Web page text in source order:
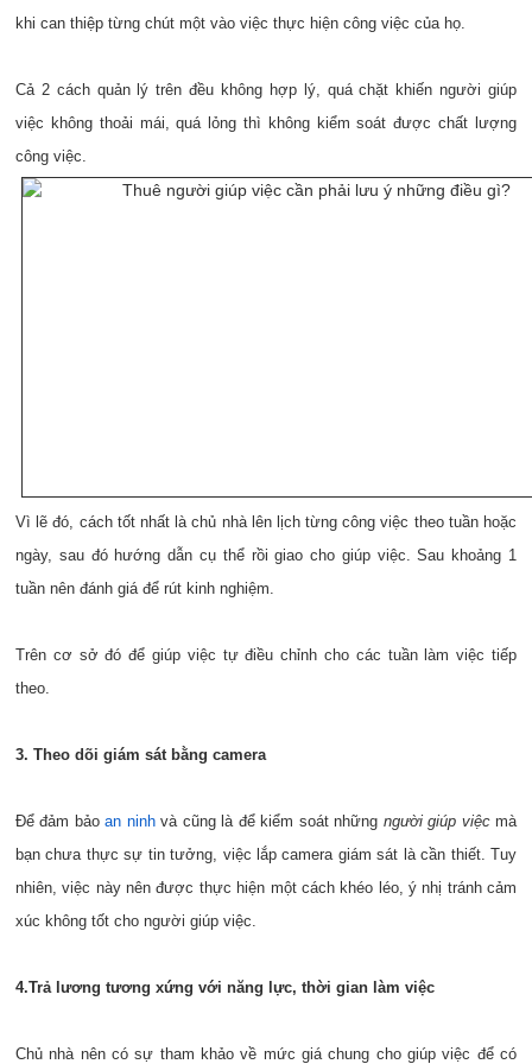
khi can thiệp từng chút một vào việc thực hiện công việc của họ.
Cả 2 cách quản lý trên đều không hợp lý, quá chặt khiến người giúp
việc không thoải mái, quá lỏng thì không kiểm soát được chất lượng
công việc.
Vì lẽ đó, cách tốt nhất là chủ nhà lên lịch từng công việc theo tuần hoặc
ngày, sau đó hướng dẫn cụ thể rồi giao cho giúp việc. Sau khoảng 1
tuần nên đánh giá để rút kinh nghiệm.
Trên cơ sở đó để giúp việc tự điều chỉnh cho các tuần làm việc tiếp
theo.
3. Theo dõi giám sát bằng camera
Để đảm bảoan ninhvà cũng là để kiểm soát những người giúp việcmà
bạn chưa thực sự tin tưởng, việc lắp camera giám sát là cần thiết. Tuy
nhiên, việc này nên được thực hiện một cách khéo léo, ý nhị tránh cảm
xúc không tốt cho người giúp việc.
4.Trả lương tương xứng với năng lực, thời gian làm việc
Chủ nhà nên có sự tham khảo về mức giá chung cho giúp việc để có